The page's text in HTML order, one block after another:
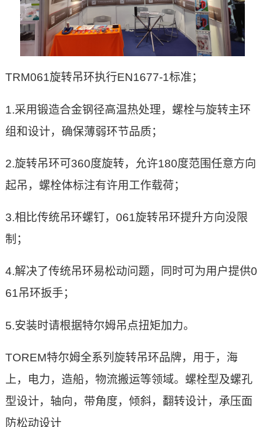
TRM061旋转吊环执行EN1677-1标准；
1.采用锻造合金钢径高温热处理，螺栓与旋转主环
组和设计，确保薄弱环节品质；
2.旋转吊环可360度旋转，允许180度范围任意方向
起吊，螺栓体标注有许用工作载荷；
3.相比传统吊环螺钉，061旋转吊环提升方向没限
制；
4.解决了传统吊环易松动问题，同时可为用户提供0
61吊环扳手；
5.安装时请根据特尔姆吊点扭矩加力。
TOREM特尔姆全系列旋转吊环品牌，用于，海
上，电力，造船，物流搬运等领域。螺栓型及螺孔
型设计，轴向，带角度，倾斜，翻转设计，承压面
防松动设计